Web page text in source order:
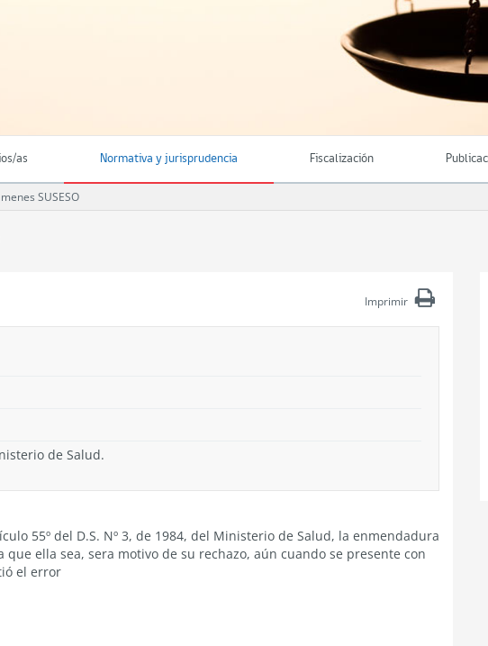
as Normativa y jurisprudencia Fiscalización
SUSESO
Imprimir
de Salud.
55º del D.S. Nº 3, de 1984, del Ministerio de Salud, la enmendadura
ella sea, sera motivo de su rechazo, aún cuando se presente con
el error